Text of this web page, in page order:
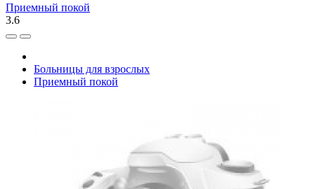
Приемный покой
3.6
Больницы для взрослых
Приемный покой